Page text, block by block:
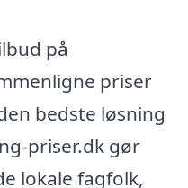
på
priser
bedste løsning
priser.dk gør
lokale fagfolk,